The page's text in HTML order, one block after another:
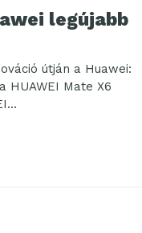
legújabb
útján a Huawei:
Mate X6